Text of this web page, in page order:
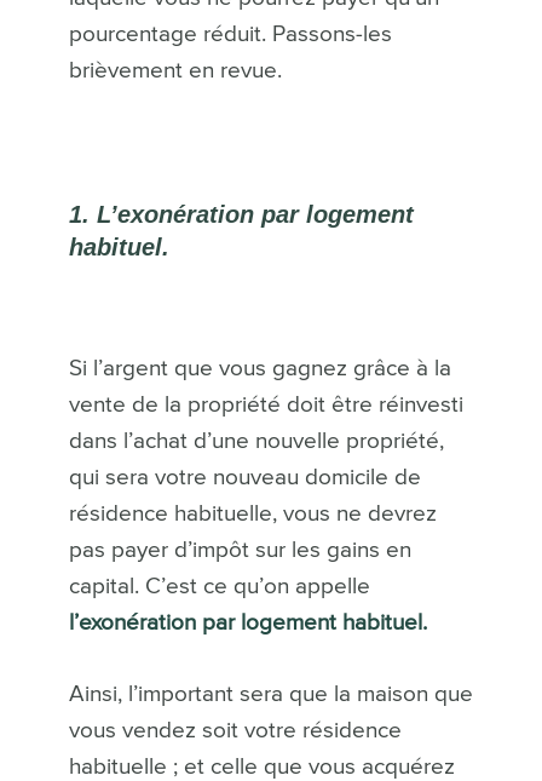
pourcentage réduit. Passons-les
brièvement en revue.
1. L’exonération par logement
habituel.
Si l’argent que vous gagnez grâce à la
vente de la propriété doit être réinvesti
dans l’achat d’une nouvelle propriété,
qui sera votre nouveau domicile de
résidence habituelle, vous ne devrez
pas payer d’impôt sur les gains en
capital. C’est ce qu’on appelle
l’exonération par logement habituel.
Ainsi, l’important sera que la maison que
vous vendez soit votre résidence
habituelle ; et celle que vous acquérez